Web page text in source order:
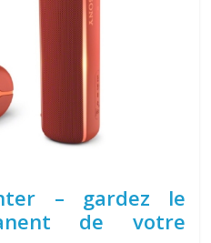
– gardez le
de votre